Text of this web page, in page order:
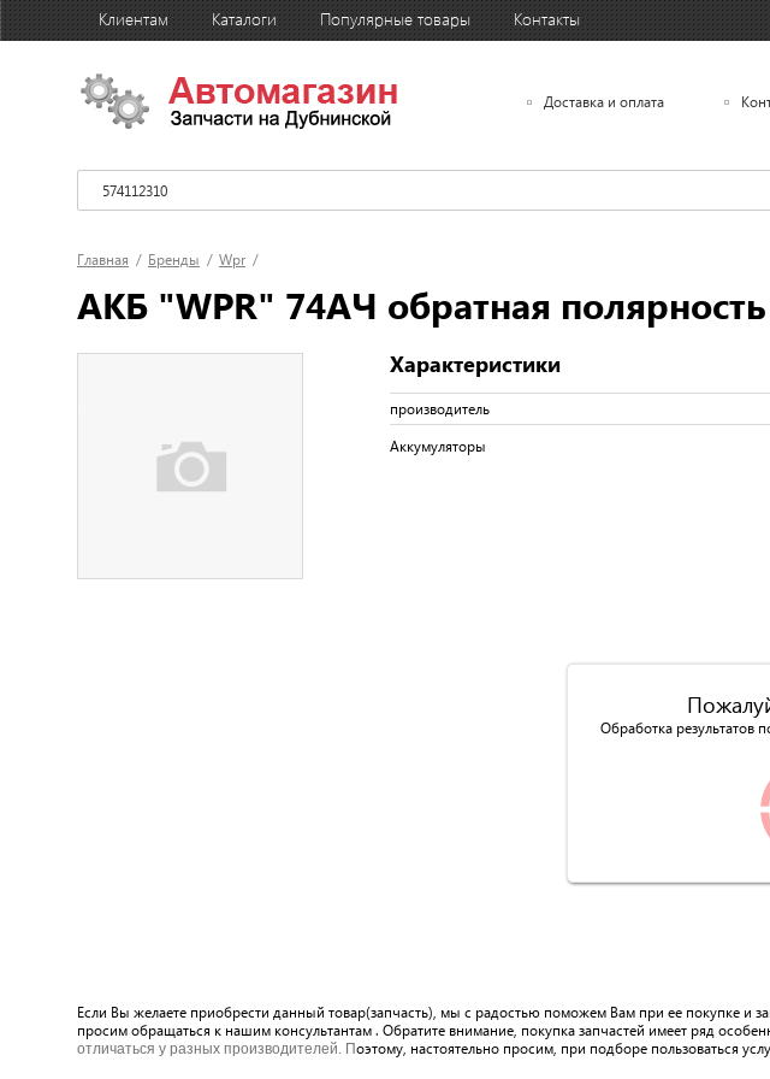
Клиентам Каталоги Популярные товары Контакты
Доставка и оплата
Главная / Бренды / Wpr /
АКБ "WPR" 74АЧ обратная
Характеристики
производитель
Аккумуляторы
Обработка результатов
Если Вы желаете приобрести данный товар(запчасть), мы с радостью поможем Вам при ее покупке и
просим обращаться к нашим консультантам . Обратите внимание, покупка запчастей имеет ряд
отличаться у разных производителей. Поэтому, настоятельно просим, при подборе пользоваться